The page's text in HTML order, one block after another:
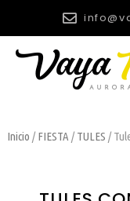
Inicio / FIESTA / TULES /